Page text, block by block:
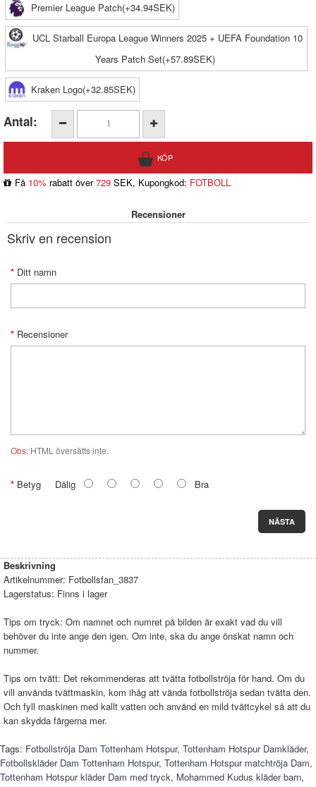
Premier League Patch(+34.94SEK)
UCL Starball Europa League Winners 2025 + UEFA Foundation 10
Years Patch Set(+57.89SEK)
Kraken Logo(+32.85SEK)
Antal:
Få 10% rabatt över729 SEK, Kupongkod: FOTBOLL
Recensioner
Skriv en recension
Ditt namn
Recensioner
Obs: HTML översätts inte.
Betyg Dålig Bra
NÄSTA
Beskrivning
Artikelnummer: Fotbollsfan_3837
Lagerstatus: Finns i lager
Tips om tryck: Om namnet och numret på bilden är exakt vad du vill
behöver du inte ange den igen. Om inte, ska du ange önskat namn och
nummer.
Tips om tvätt: Det rekommenderas att tvätta fotbollströja för hand. Om du
vill använda tvättmaskin, kom ihåg att vända fotbollströja sedan tvätta den.
Och fyll maskinen med kallt vatten och använd en mild tvättcykel så att du
kan skydda färgerna mer.
Tags: Fotbollströja Dam Tottenham Hotspur, Tottenham Hotspur Damkläder,
Fotbollskläder Dam Tottenham Hotspur, Tottenham Hotspur matchtröja Dam,
Tottenham Hotspur kläder Dam med tryck, Mohammed Kudus kläder barn,